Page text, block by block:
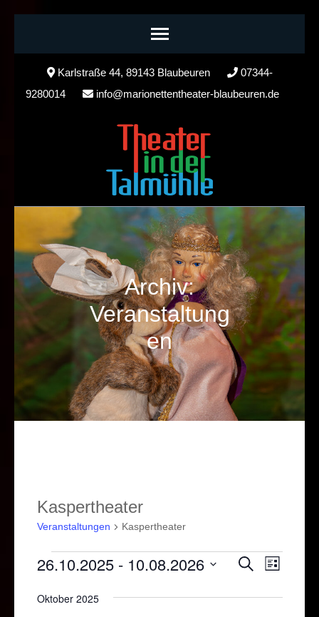
Karlstraße 44, 89143 Blaubeuren
07344-
9280014
info@marionettentheater-blaubeuren.de
Archiv:
Veranstaltung
en
Kaspertheater
Veranstaltungen Kaspertheater
Veranstaltungen Suche
Liste
26.10.2025 - 10.08.2026
wählen.
Oktober 2025